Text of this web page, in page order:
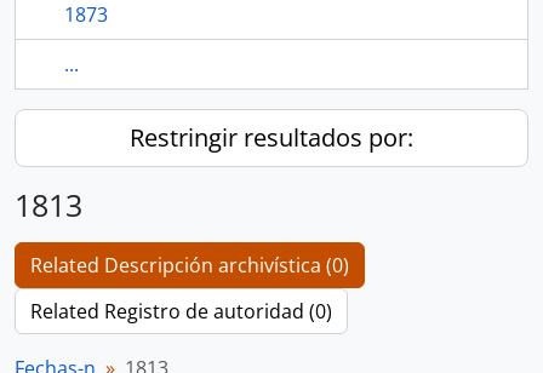
1873
...
Restringir resultados por:
1813
Related Descripción archivística (0)
Related Registro de autoridad (0)